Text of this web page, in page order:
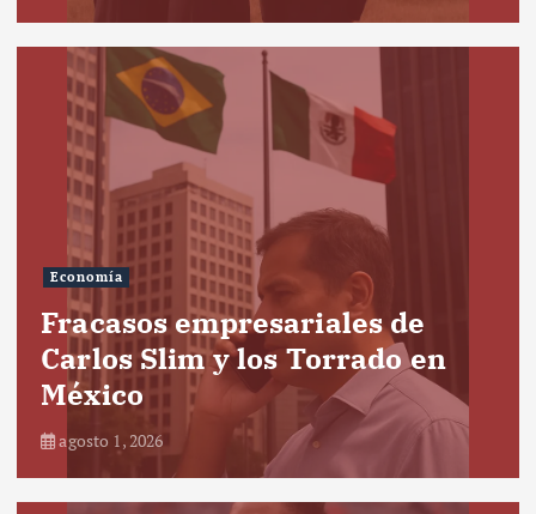
Economía
Fracasos empresariales de
Carlos Slim y los Torrado en
México
agosto 1, 2026